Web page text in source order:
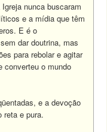
nunca buscaram
e a mídia que têm
E é o
dar doutrina, mas
para rebolar e agitar
converteu o mundo
e a devoção
reta e pura.